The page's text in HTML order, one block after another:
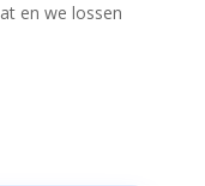
en we lossen